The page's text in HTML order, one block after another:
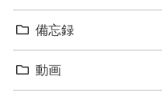
備忘録
動画